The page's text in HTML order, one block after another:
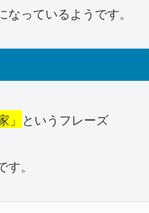
っているようです。
というフレーズ
。